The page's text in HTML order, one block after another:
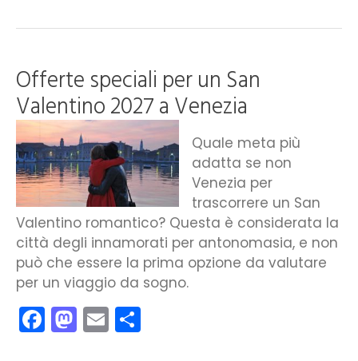
Offerte speciali per un San
Valentino 2027 a Venezia
Quale meta più
adatta se non
Venezia per
trascorrere un San
Valentino romantico? Questa è considerata la
città degli innamorati per antonomasia, e non
può che essere la prima opzione da valutare
per un viaggio da sogno.
Facebook
Mastodon
Email